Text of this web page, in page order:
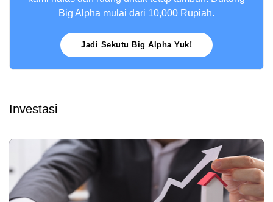
Big Alpha mulai dari 10,000 Rupiah.
Jadi Sekutu Big Alpha Yuk!
Investasi